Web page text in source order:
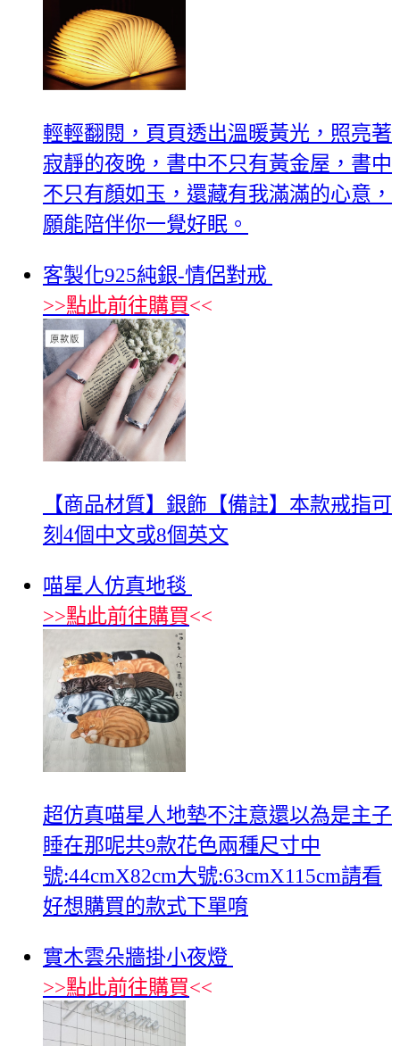
輕輕翻閱，頁頁透出溫暖黃光，照亮著
寂靜的夜晚，書中不只有黃金屋，書中
不只有顏如玉，還藏有我滿滿的心意，
願能陪伴你一覺好眠。
客製化925純銀-情侶對戒
>>點此前往購買<<
【商品材質】銀飾【備註】本款戒指可
刻4個中文或8個英文
喵星人仿真地毯
>>點此前往購買<<
超仿真喵星人地墊不注意還以為是主子
睡在那呢共9款花色兩種尺寸中
號:44cmX82cm大號:63cmX115cm請看
好想購買的款式下單唷
實木雲朵牆掛小夜燈
>>點此前往購買<<